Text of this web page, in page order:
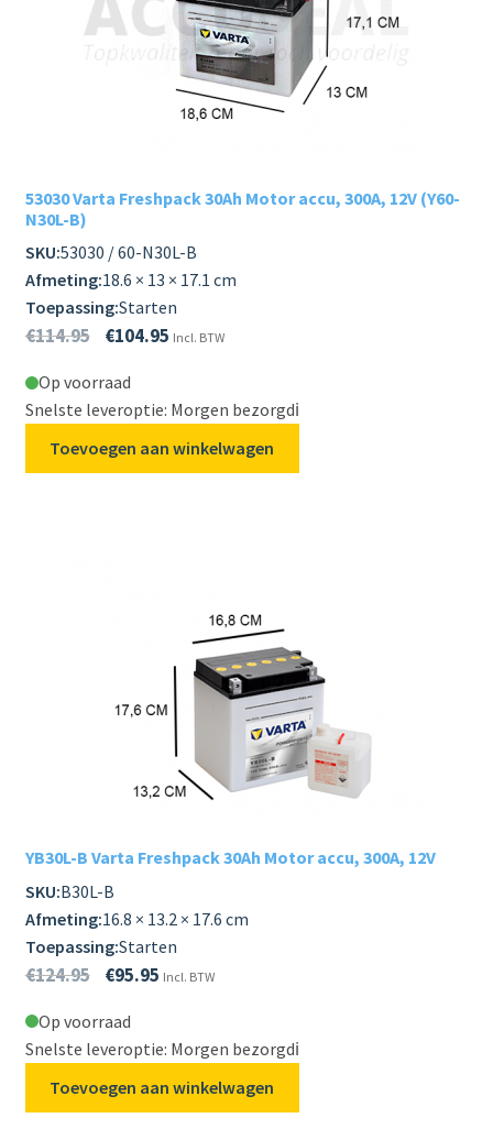
LADERS & ACCESSOIRES
53030 Varta Freshpack 30Ah Motor accu, 300A, 12V (Y60-
N30L-B)
SKU:53030 / 60-N30L-B
Afmeting:18.6 × 13 × 17.1 cm
Toepassing:Starten
€114.95 €104.95 Incl. BTW
Op voorraad
Snelste leveroptie: Morgen bezorgdℹ️
Toevoegen aan winkelwagen
YB30L-B Varta Freshpack 30Ah Motor accu, 300A, 12V
SKU:B30L-B
Afmeting:16.8 × 13.2 × 17.6 cm
Toepassing:Starten
€124.95 €95.95 Incl. BTW
Op voorraad
Snelste leveroptie: Morgen bezorgdℹ️
Toevoegen aan winkelwagen